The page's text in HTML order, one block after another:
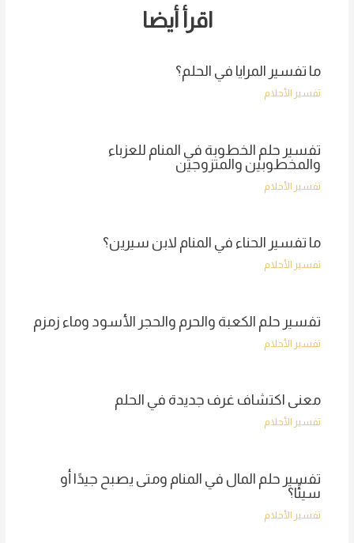
اقرأ أيضا
ما تفسير المرايا في الحلم؟
تفسير الأحلام
تفسير حلم الخطوبة في المنام للعزباء
والمخطوبين والمتزوجين
تفسير الأحلام
ما تفسير الحناء في المنام لابن سيرين؟
تفسير الأحلام
تفسير حلم الكعبة والحرم والحجر الأسود وماء زمزم
تفسير الأحلام
معنى اكتشاف غرف جديدة في الحلم
تفسير الأحلام
تفسير حلم المال في المنام ومتى يصبح جيدًا أو
سيئًا؟
تفسير الأحلام